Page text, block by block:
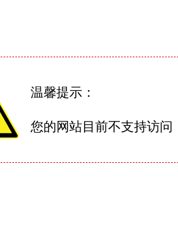
温馨提示：
您的网站目前不支持访